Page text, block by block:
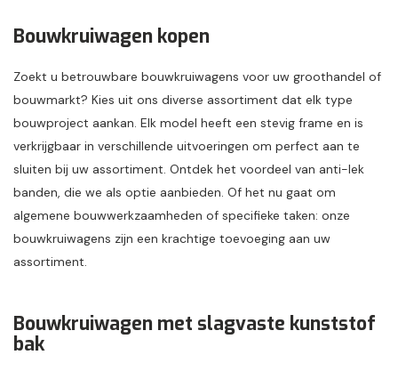
Bouwkruiwagen kopen
Zoekt u betrouwbare bouwkruiwagens voor uw groothandel of
bouwmarkt? Kies uit ons diverse assortiment dat elk type
bouwproject aankan. Elk model heeft een stevig frame en is
verkrijgbaar in verschillende uitvoeringen om perfect aan te
sluiten bij uw assortiment. Ontdek het voordeel van anti-lek
banden, die we als optie aanbieden. Of het nu gaat om
algemene bouwwerkzaamheden of specifieke taken: onze
bouwkruiwagens zijn een krachtige toevoeging aan uw
assortiment.
Bouwkruiwagen met slagvaste kunststof
bak